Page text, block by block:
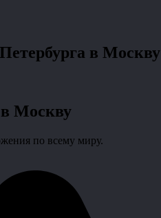
в Москву
Москву
по всему миру.